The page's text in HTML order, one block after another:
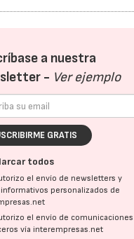
a nuestra
- Ver ejemplo
GRATIS
todos
el envío de newsletters y
personalizados de
el envío de comunicaciones
vía interempresas.net